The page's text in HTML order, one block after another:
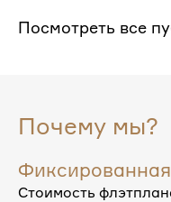
Посмотреть все
Почему мы?
Стоимость